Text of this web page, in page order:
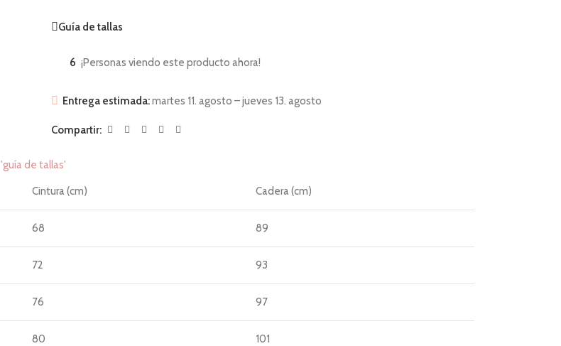
Guía de tallas
6 ¡Personas viendo este producto ahora!
Entrega estimada:martes 11. agosto – jueves 13. agosto
Compartir:
'guía de tallas'
Cintura (cm) Cadera (cm)
68 89
72 93
76 97
80 101